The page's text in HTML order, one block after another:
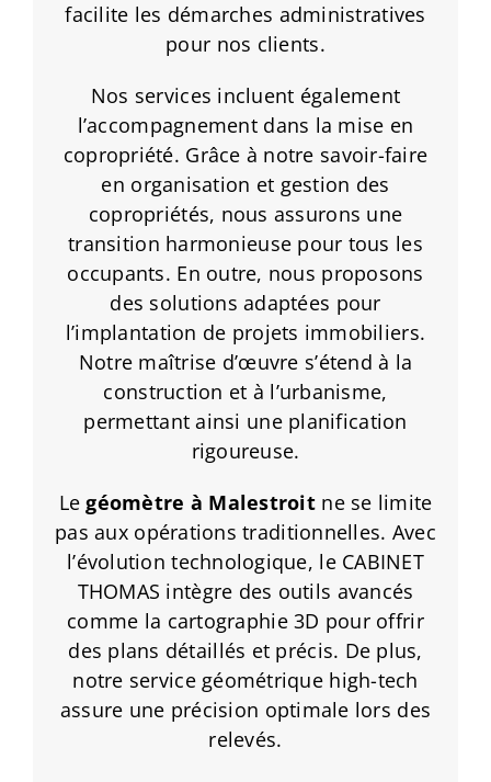
facilite les démarches administratives
pour nos clients.
Nos services incluent également
l’accompagnement dans la mise en
copropriété. Grâce à notre savoir-faire
en organisation et gestion des
copropriétés, nous assurons une
transition harmonieuse pour tous les
occupants. En outre, nous proposons
des solutions adaptées pour
l’implantation de projets immobiliers.
Notre maîtrise d’œuvre s’étend à la
construction et à l’urbanisme,
permettant ainsi une planification
rigoureuse.
Legéomètre à Malestroitne se limite
pas aux opérations traditionnelles. Avec
l’évolution technologique, le CABINET
THOMAS intègre des outils avancés
comme la cartographie 3D pour offrir
des plans détaillés et précis. De plus,
notre service géométrique high-tech
assure une précision optimale lors des
relevés.